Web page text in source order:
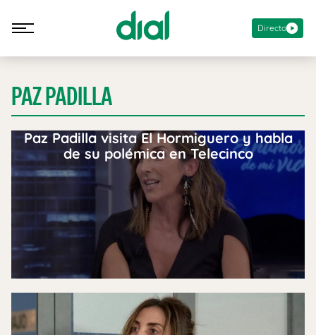
Directo
PAZ PADILLA
Paz Padilla visita El Hormiguero y habla
de su polémica en Telecinco